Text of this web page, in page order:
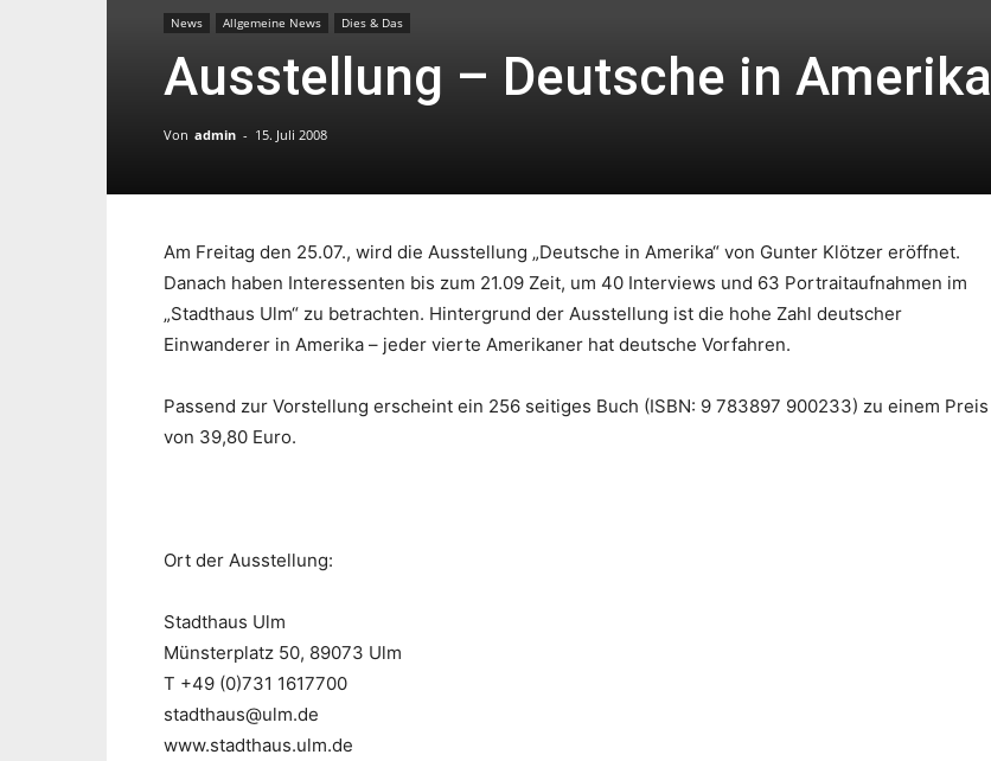
News Allgemeine News Dies & Das
Ausstellung – Deutsche in Amerika
Von admin - 15. Juli 2008
Am Freitag den 25.07., wird die Ausstellung „Deutsche in Amerika“ von Gunter Klötzer eröffnet.
Danach haben Interessenten bis zum 21.09 Zeit, um 40 Interviews und 63 Portraitaufnahmen im
„Stadthaus Ulm“ zu betrachten. Hintergrund der Ausstellung ist die hohe Zahl deutscher
Einwanderer in Amerika – jeder vierte Amerikaner hat deutsche Vorfahren.
Passend zur Vorstellung erscheint ein 256 seitiges Buch (ISBN: 9 783897 900233) zu einem Preis
von 39,80 Euro.
Ort der Ausstellung:
Stadthaus Ulm
Münsterplatz 50, 89073 Ulm
T +49 (0)731 1617700
stadthaus@ulm.de
www.stadthaus.ulm.de